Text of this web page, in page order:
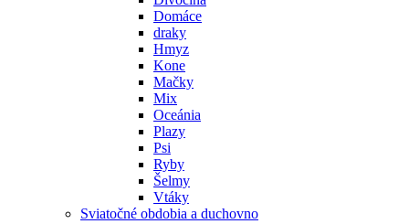
Domáce
draky
Hmyz
Kone
Mačky
Mix
Oceánia
Plazy
Psi
Ryby
Šelmy
Vtáky
Sviatočné obdobia a duchovno